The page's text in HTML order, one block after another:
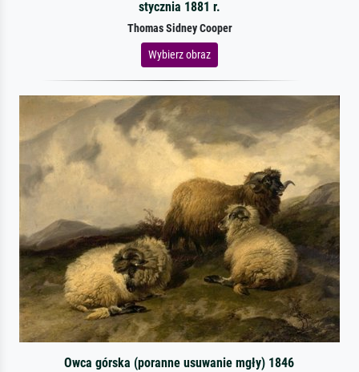
stycznia 1881 r.
Thomas Sidney Cooper
Wybierz obraz
Owca górska (poranne usuwanie mgły) 1846